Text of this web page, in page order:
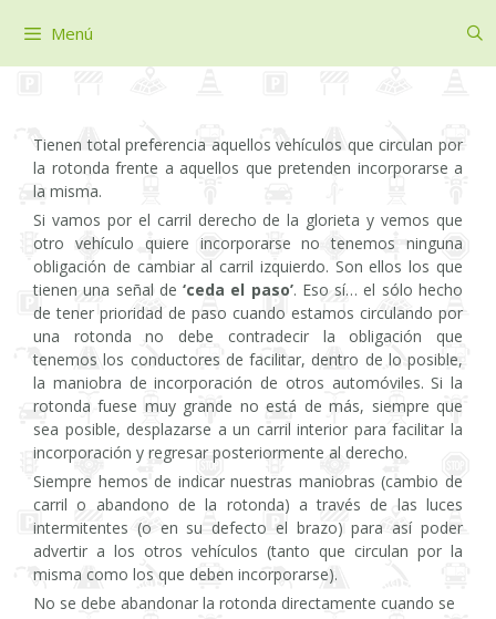
Menú
Tienen total preferencia aquellos vehículos que circulan por
la rotonda frente a aquellos que pretenden incorporarse a
la misma.
Si vamos por el carril derecho de la glorieta y vemos que
otro vehículo quiere incorporarse no tenemos ninguna
obligación de cambiar al carril izquierdo. Son ellos los que
tienen una señal de‘ceda el paso’. Eso sí… el sólo hecho
de tener prioridad de paso cuando estamos circulando por
una rotonda no debe contradecir la obligación que
tenemos los conductores de facilitar, dentro de lo posible,
la maniobra de incorporación de otros automóviles. Si la
rotonda fuese muy grande no está de más, siempre que
sea posible, desplazarse a un carril interior para facilitar la
incorporación y regresar posteriormente al derecho.
Siempre hemos de indicar nuestras maniobras (cambio de
carril o abandono de la rotonda) a través de las luces
intermitentes (o en su defecto el brazo) para así poder
advertir a los otros vehículos (tanto que circulan por la
misma como los que deben incorporarse).
No se debe abandonar la rotonda directamente cuando se